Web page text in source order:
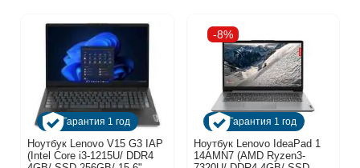
Гарантия 1 год
Ноутбук Lenovo V15 G3 IAP
(Intel Core i3-1215U/ DDR4
-8%
Гарантия 1 год
Ноутбук Lenovo IdeaPad 1
14AMN7 (AMD Ryzen3-